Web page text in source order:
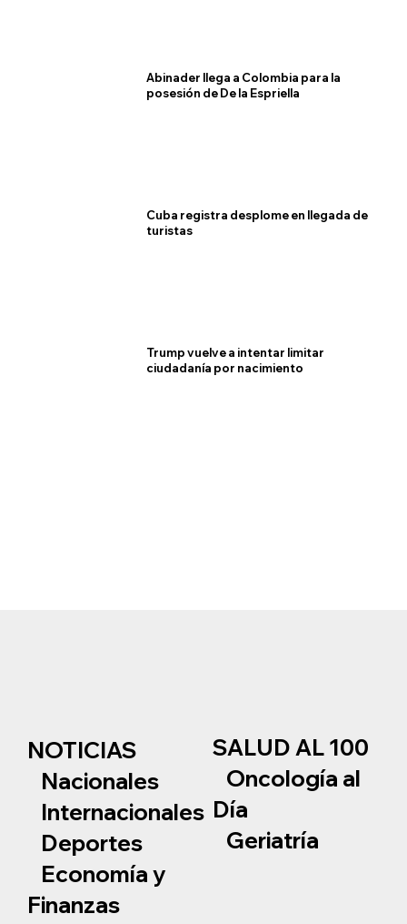
Abinader llega a Colombia para la
posesión de De la Espriella
Cuba registra desplome en llegada de
turistas
Trump vuelve a intentar limitar
ciudadanía por nacimiento
NOTICIAS
Nacionales
Internacionales
Deportes
Economía y
Finanzas
SALUD AL 100
Oncología al
Día
Geriatría